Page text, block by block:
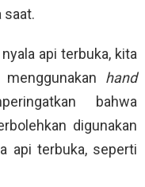
saat.
api terbuka, kita
hand
bahwa
digunakan
api terbuka, seperti